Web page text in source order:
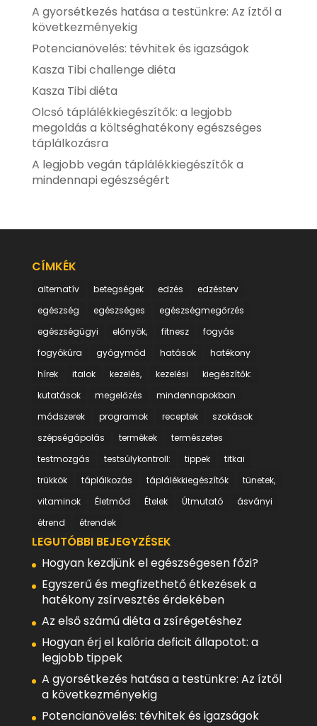
A gyorsétkezés hatása a testünkre: Az íztől a
következményekig
Potencianövelés: tévhitek és igazságok
Kasza Tibi challenge diéta
Kasza Tibi diéta
Olcsó táplálékkiegészítők: a legjobb
megoldás a költséghatékony egészséges
táplálkozásra
A legjobb vegán táplálékkiegészítők a
mindennapi egészségért
CÍMKÉK
alternatív betegségek edzés
edzésterv
egészség
egészséges
egészségmegőrzés
egészségügyi
előnyök, fitnesz
fogyás
fogyókúra
gyógymód hatások
hatékony
hírek
italok kezelés, kezelési
kiegészítők:
kutatások
megelőzés
mindennapokban
módszerek
programok receptek
szokások
szépségápolás
termékek
természetes
testmozgás
testsúlykontroll: tippek
titkai
trükkök
táplálkozás táplálékkiegészítők
tünetek,
vitaminok
Életmód Ételek Útmutató
ásványi
étrend
étrendek
LEGUTÓBBI BEJEGYZÉSEK
Hogyan kezdjünk el egészségesen főzi?
Egyszerű és megfizethető étkezések a
hatékony zsírvesztés érdekében
Az első számú diéta a zsírégetéshez
Hogyan érj el kalória deficit állapotot: a
legjobb tippek
A gyorsétkezés hatása a testünkre: Az íztől
a következményekig
Potencianövelés: tévhitek és igazságok